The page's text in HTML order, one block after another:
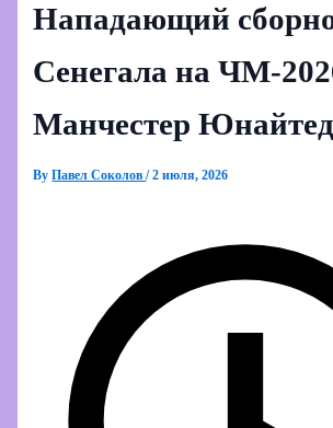
Нападающий
Сенегала на
Манчестер Юнайтед
ByПавел Соколов/2 июля, 2026